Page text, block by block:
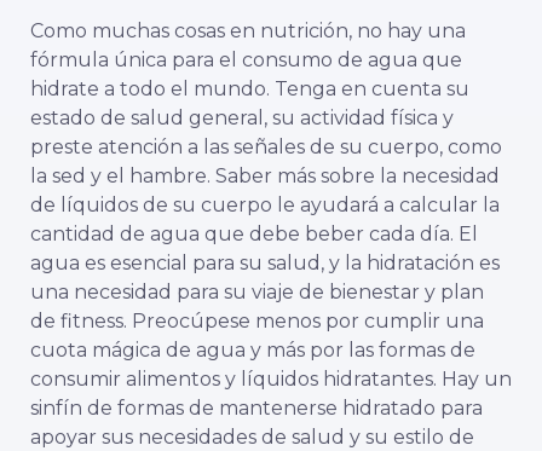
Como muchas cosas en nutrición, no hay una
fórmula única para el consumo de agua que
hidrate a todo el mundo. Tenga en cuenta su
estado de salud general, su actividad física y
preste atención a las señales de su cuerpo, como
la sed y el hambre. Saber más sobre la necesidad
de líquidos de su cuerpo le ayudará a calcular la
cantidad de agua que debe beber cada día. El
agua es esencial para su salud, y la hidratación es
una necesidad para su viaje de bienestar y plan
de fitness. Preocúpese menos por cumplir una
cuota mágica de agua y más por las formas de
consumir alimentos y líquidos hidratantes. Hay un
sinfín de formas de mantenerse hidratado para
apoyar sus necesidades de salud y su estilo de